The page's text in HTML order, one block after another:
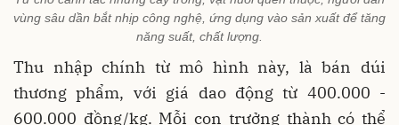
vùng sâu dần bắt nhịp công nghệ, ứng dụng vào sản xuất để tăng
năng suất, chất lượng.
Thu nhập chính từ mô hình này, là bán dúi
thương phẩm, với giá dao động từ 400.000 -
600.000 đồng/kg. Mỗi con trưởng thành có thể